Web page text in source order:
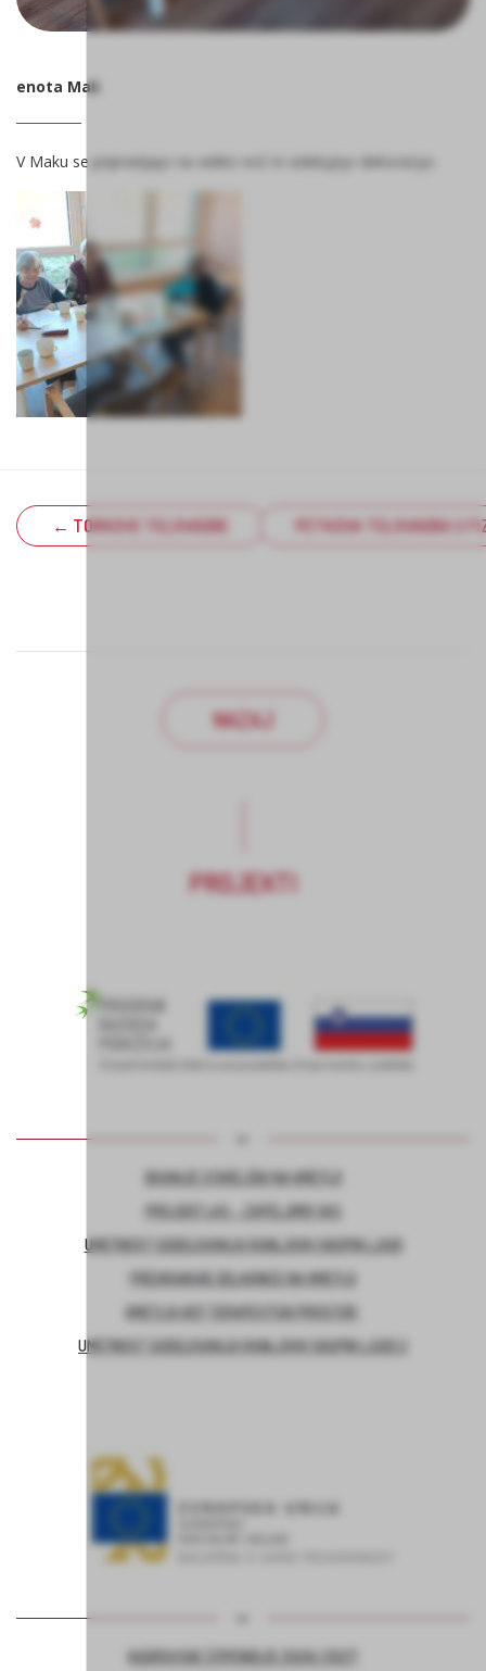
enota Mak
V Maku se pripravljajo na veliko noč in izdelujejo dekoracijo.
← TORKOVE TELOVADBE PETKOVA TELOVADBA S
NAZAJ
PROJEKTI
BIVANJE STAREJŠIH NA KMETIJI
PROJEKT LAS – ZAPELJIMO VAS
UMETNOST SODELOVANJA RANLJIVIH SKUPIN LJUDI
PREHRANSKE DELAVNICE NA KMETIJI
KMETIJA KOT TERAPEVTSKI PROSTOR
UMETNOST SODELOVANJA RANLJIVIH SKUPIN LJUDI 2
KADROVSKE ŠTIPENDIJE 2026/2027